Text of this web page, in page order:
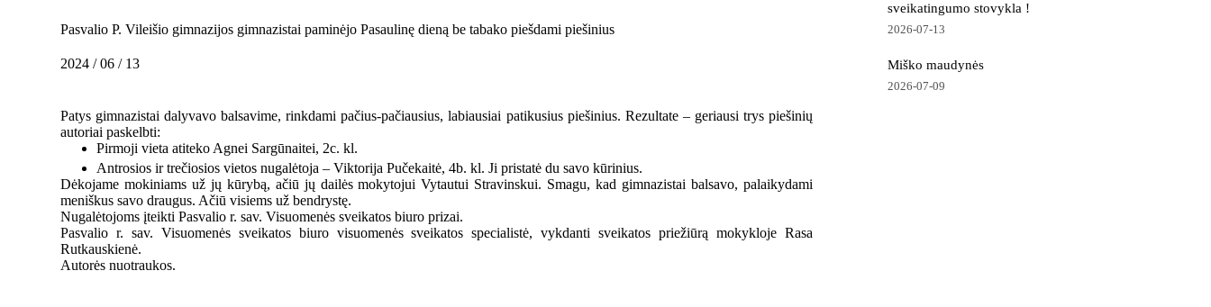
Pasvalio P. Vileišio gimnazijos gimnazistai paminėjo Pasaulinę dieną be tabako piešdami piešinius
2024 / 06 / 13
Patys gimnazistai dalyvavo balsavime, rinkdami pačius-pačiausius, labiausiai patikusius piešinius. Rezultate – geriausi trys piešinių
autoriai paskelbti:
Pirmoji vieta atiteko Agnei Sargūnaitei, 2c. kl.
Antrosios ir trečiosios vietos nugalėtoja – Viktorija Pučekaitė, 4b. kl. Ji pristatė du savo kūrinius.
Dėkojame mokiniams už jų kūrybą, ačiū jų dailės mokytojui Vytautui Stravinskui. Smagu, kad gimnazistai balsavo, palaikydami
meniškus savo draugus. Ačiū visiems už bendrystę.
Nugalėtojoms įteikti Pasvalio r. sav. Visuomenės sveikatos biuro prizai.
Pasvalio r. sav. Visuomenės sveikatos biuro visuomenės sveikatos specialistė, vykdanti sveikatos priežiūrą mokykloje Rasa
Rutkauskienė.
Autorės nuotraukos.
sveikatingumo stovykla !
2026-07-13
Miško maudynės
2026-07-09